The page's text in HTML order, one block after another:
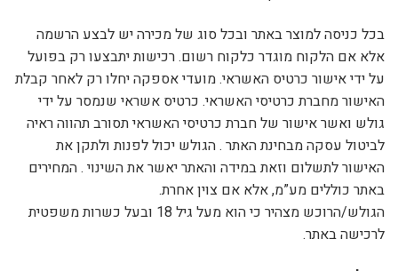
בכל כניסה למוצר באתר ובכל סוג של מכירה יש לבצע הרשמה
אלא אם הלקוח מוגדר כלקוח רשום. רכישות יתבצעו רק בפועל
על ידי אישור כרטיס האשראי. מועדי אספקה יחלו רק לאחר קבלת
האישור מחברת כרטיסי האשראי. כרטיס אשראי שנמסר על ידי
גולש ואשר אישור של חברת כרטיסי האשראי תסורב תהווה ראיה
לביטול עסקה מבחינת האתר . הגולש יכול לפנות ולתקן את
האישור לתשלום וזאת במידה והאתר יאשר את השינוי . המחירים
באתר כוללים מע”מ, אלא אם צוין אחרת.
הגולש/הרוכש מצהיר כי הוא מעל גיל 18 ובעל כשרות משפטית
לרכישה באתר.